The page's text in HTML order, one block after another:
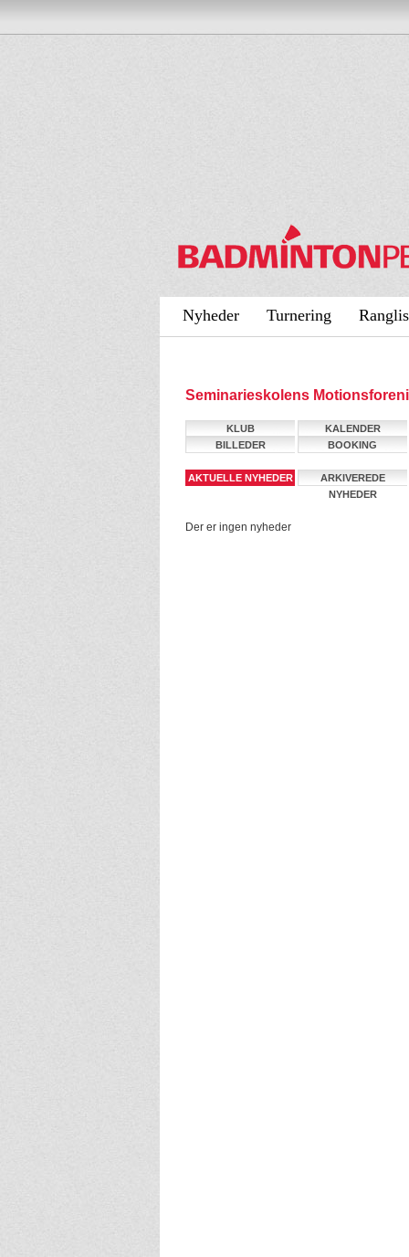
Nyheder Turnering
Seminarieskolens
KLUB
KALENDER
BILLEDER
BOOKING
AKTUELLE NYHEDER
ARKIVEREDE
NYHEDER
Der er ingen nyheder